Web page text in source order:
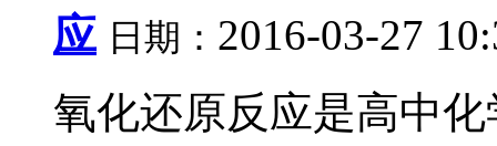
应 日期： 2016-03-27
氧化还原反应是高中